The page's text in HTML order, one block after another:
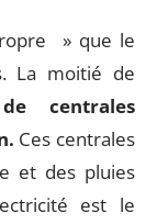
» que le
La moitié de
centrales
Ces centrales
et des pluies
est le